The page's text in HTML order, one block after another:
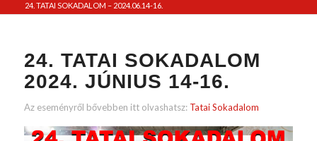
24. TATAI SOKADALOM – 2024.06.14-16.
24. TATAI SOKADALOM
2024. JÚNIUS 14-16.
Az eseményről bővebben itt olvashatsz: Tatai Sokadalom